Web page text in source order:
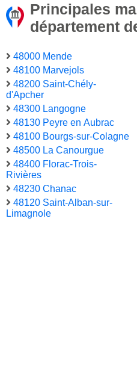
Principales
département
48000 Mende
48100 Marvejols
48200 Saint-Chély-
d'Apcher
48300 Langogne
48130 Peyre en Aubrac
48100 Bourgs-sur-Colagne
48500 La Canourgue
48400 Florac-Trois-
Rivières
48230 Chanac
48120 Saint-Alban-sur-
Limagnole